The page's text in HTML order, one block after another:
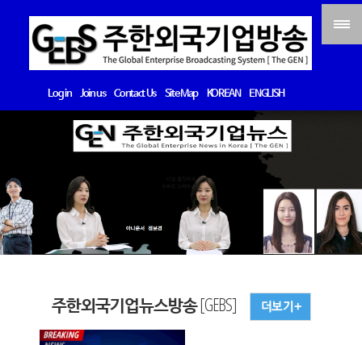
Log in Join us Contact Us Site Map KOREAN ENGLISH
주한외국기업뉴스방송 [GEBS]